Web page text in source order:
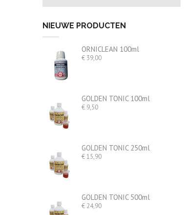
NIEUWE PRODUCTEN
ORNICLEAN 100ml
€ 39,00Prijs
GOLDEN TONIC 100ml
€ 9,50Prijs
GOLDEN TONIC 250ml
€ 15,90Prijs
GOLDEN TONIC 500ml
€ 24,90Prijs